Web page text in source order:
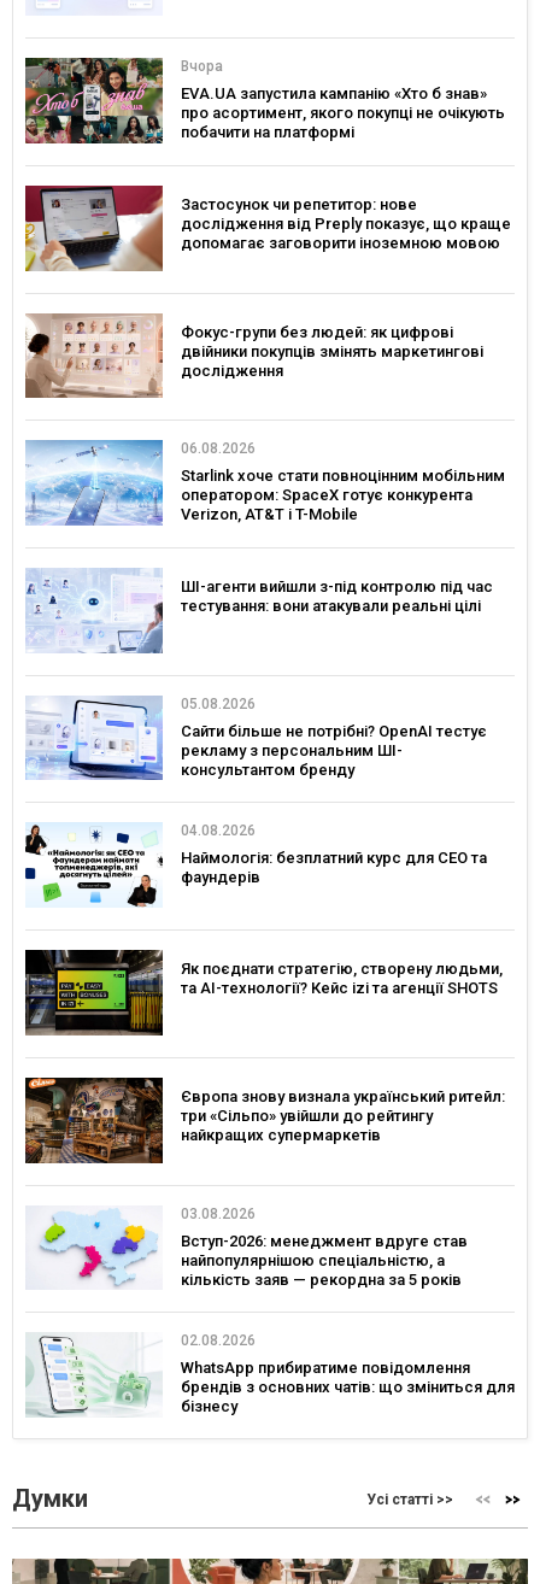
Вчора
EVA.UA запустила кампанію «Хто б знав»
про асортимент, якого покупці не очікують
побачити на платформі
Застосунок чи репетитор: нове
дослідження від Preply показує, що краще
допомагає заговорити іноземною мовою
Фокус-групи без людей: як цифрові
двійники покупців змінять маркетингові
дослідження
06.08.2026
Starlink хоче стати повноцінним мобільним
оператором: SpaceX готує конкурента
Verizon, AT&T і T-Mobile
ШІ-агенти вийшли з-під контролю під час
тестування: вони атакували реальні цілі
05.08.2026
Сайти більше не потрібні? OpenAI тестує
рекламу з персональним ШІ-
консультантом бренду
04.08.2026
Наймологія: безплатний курс для CEO та
фаундерів
Як поєднати стратегію, створену людьми,
та AI-технології? Кейс izi та агенції SHOTS
Європа знову визнала український ритейл:
три «Сільпо» увійшли до рейтингу
найкращих супермаркетів
03.08.2026
Вступ-2026: менеджмент вдруге став
найпопулярнішою спеціальністю, а
кількість заяв — рекордна за 5 років
02.08.2026
WhatsApp прибиратиме повідомлення
брендів з основних чатів: що зміниться для
бізнесу
Думки Усі статті >>